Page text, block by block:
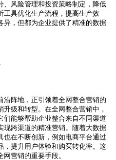
、风险管理和投资策略制定，降低
工具优化生产流程，提高生产效
异，但都为企业提供了精准的数据
阵地，正引领着全网整合营销的
级和转型。在全网整合营销中，
们能够帮助企业整合来自不同渠道
现跨渠道的精准营销。随着大数据
也在不断创新，例如电商平台通过
，提升用户体验和购买转化率。这
营销的重要手段。